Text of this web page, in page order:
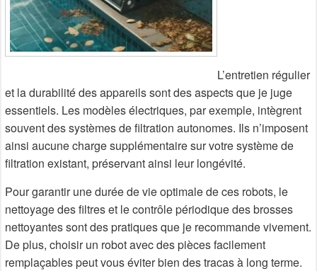
L’entretien régulier
et la durabilité des appareils sont des aspects que je juge
essentiels. Les modèles électriques, par exemple, intègrent
souvent des systèmes de filtration autonomes. Ils n’imposent
ainsi aucune charge supplémentaire sur votre système de
filtration existant, préservant ainsi leur longévité.
Pour garantir une durée de vie optimale de ces robots, le
nettoyage des filtres et le contrôle périodique des brosses
nettoyantes sont des pratiques que je recommande vivement.
De plus, choisir un robot avec des pièces facilement
remplaçables peut vous éviter bien des tracas à long terme.